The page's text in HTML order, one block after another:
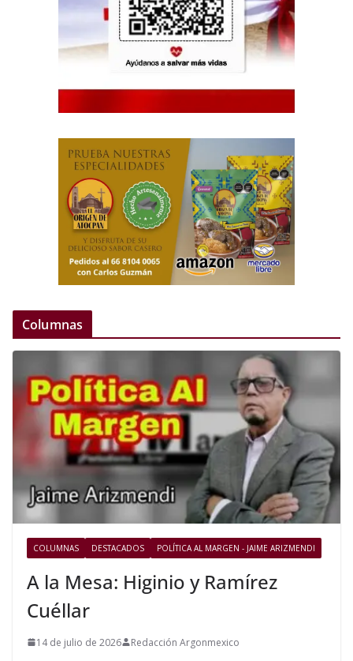
Columnas
COLUMNAS DESTACADOS POLÍTICA AL MARGEN - JAIME ARIZMENDI
A la Mesa: Higinio y Ramírez
Cuéllar
14 de julio de 2026 Redacción Argonmexico